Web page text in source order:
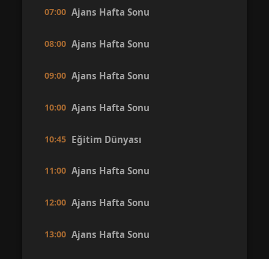
07:00 Ajans Hafta Sonu
08:00 Ajans Hafta Sonu
09:00 Ajans Hafta Sonu
10:00 Ajans Hafta Sonu
10:45 Eğitim Dünyası
11:00 Ajans Hafta Sonu
12:00 Ajans Hafta Sonu
13:00 Ajans Hafta Sonu